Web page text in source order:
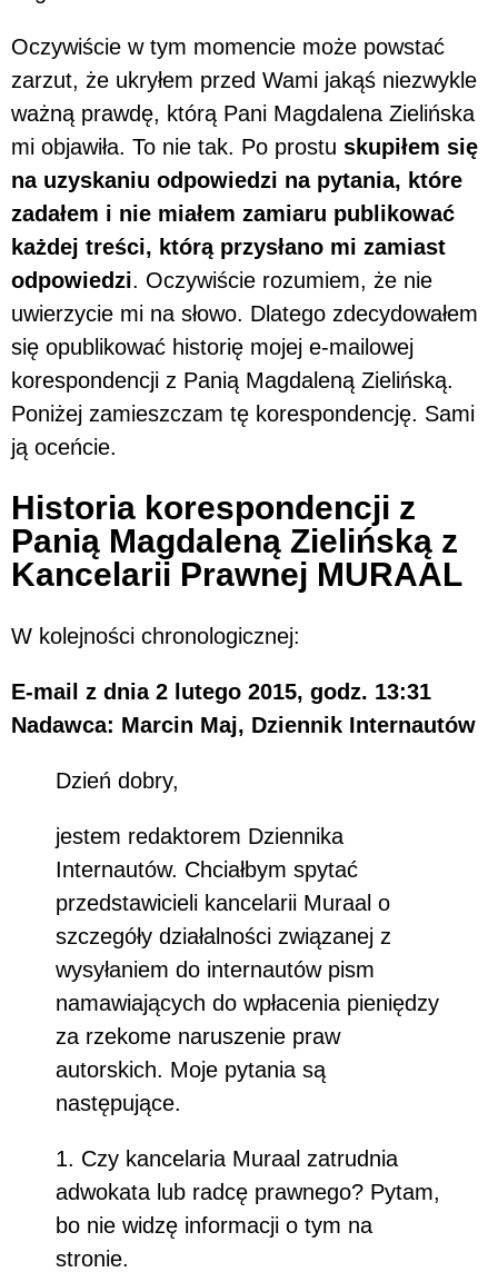
Oczywiście w tym momencie może powstać
zarzut, że ukryłem przed Wami jakąś niezwykle
ważną prawdę, którą Pani Magdalena Zielińska
mi objawiła. To nie tak. Po prostu skupiłem się
na uzyskaniu odpowiedzi na pytania, które
zadałem i nie miałem zamiaru publikować
każdej treści, którą przysłano mi zamiast
odpowiedzi. Oczywiście rozumiem, że nie
uwierzycie mi na słowo. Dlatego zdecydowałem
się opublikować historię mojej e-mailowej
korespondencji z Panią Magdaleną Zielińską.
Poniżej zamieszczam tę korespondencję. Sami
ją oceńcie.
Historia korespondencji z
Panią Magdaleną Zielińską z
Kancelarii Prawnej MURAAL
W kolejności chronologicznej:
E-mail z dnia 2 lutego 2015, godz. 13:31
Nadawca: Marcin Maj, Dziennik Internautów
Dzień dobry,
jestem redaktorem Dziennika
Internautów. Chciałbym spytać
przedstawicieli kancelarii Muraal o
szczegóły działalności związanej z
wysyłaniem do internautów pism
namawiających do wpłacenia pieniędzy
za rzekome naruszenie praw
autorskich. Moje pytania są
następujące.
1. Czy kancelaria Muraal zatrudnia
adwokata lub radcę prawnego? Pytam,
bo nie widzę informacji o tym na
stronie.